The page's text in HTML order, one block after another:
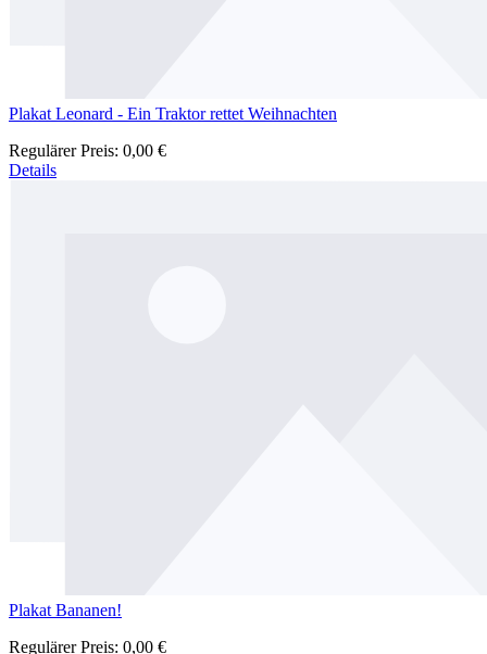
Plakat Leonard - Ein Traktor rettet Weihnachten
Regulärer Preis: 0,00 €
Details
Plakat Bananen!
Regulärer Preis: 0,00 €